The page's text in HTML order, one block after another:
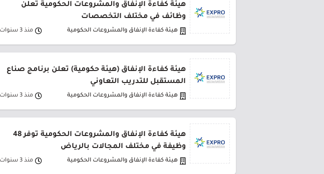
هيئة كفاءة الإنفاق والمشروعات الحكومية تعلن
وظائف في مختلف التخصصات
هيئة كفاءة الإنفاق والمشروعات الحكومية منذ 3 سنوات
هيئة كفاءة الإنفاق (هيئة حكومية) تعلن برنامج صناع
المستقبل للتدريب التعاوني
هيئة كفاءة الإنفاق والمشروعات الحكومية منذ 3 سنوات
هيئة كفاءة الإنفاق والمشروعات الحكومية توفر 48
وظيفة في مختلف المجالات بالرياض
هيئة كفاءة الإنفاق والمشروعات الحكومية منذ 3 سنوات